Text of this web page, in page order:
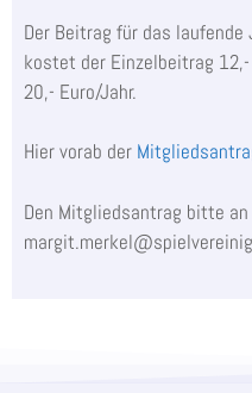
Der Beitrag für das
kostet der Einzelbeitrag
20,- Euro/Jahr.
Hier vorab der
Den Mitgliedsantrag bitte an